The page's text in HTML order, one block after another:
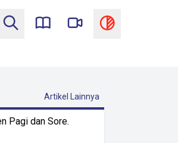
Artikel Lainnya
Pagi dan Sore.